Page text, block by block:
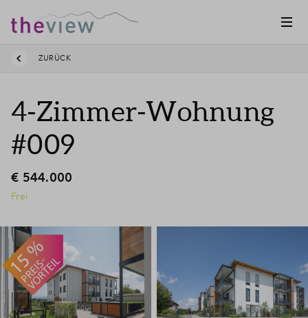
ZURÜCK
4-Zimmer-Wohnung
#009
€ 544.000
Frei